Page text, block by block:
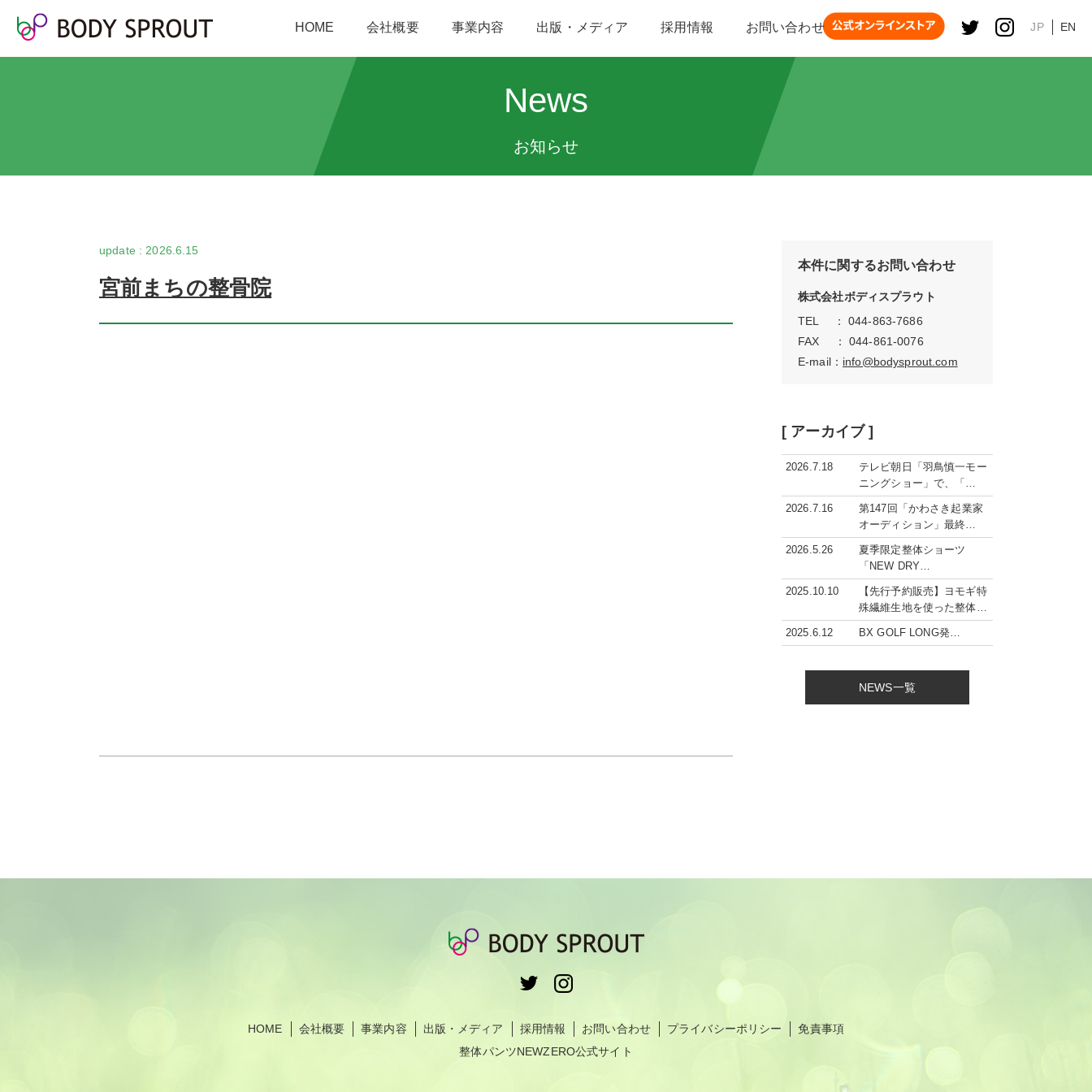
HOME 会社概要 事業内容 出版・メディア 採用情報 お問い合わせ JP EN
News
お知らせ
2026.6.15
宮前まちの整骨院
本件に関するお問い合わせ
株式会社ボディスプラウト
TEL ： 044-863-7686
FAX ： 044-861-0076
E-mail： info@bodysprout.com
[ アーカイブ ]
2026.7.18
テレビ朝日「羽鳥慎一モー
ニングショー」で、「…
2026.7.16
第147回「かわさき起業家
オーディション」最終…
2026.5.26
夏季限定整体ショーツ
「NEW DRY…
2025.10.10
【先行予約販売】ヨモギ特
殊繊維生地を使った整体…
2025.6.12 BX GOLF LONG発…
NEWS一覧
HOME 会社概要 事業内容 出版・メディア 採用情報 お問い合わせ プライバシーポリシー
免責事項
整体パンツNEWZERO公式サイト